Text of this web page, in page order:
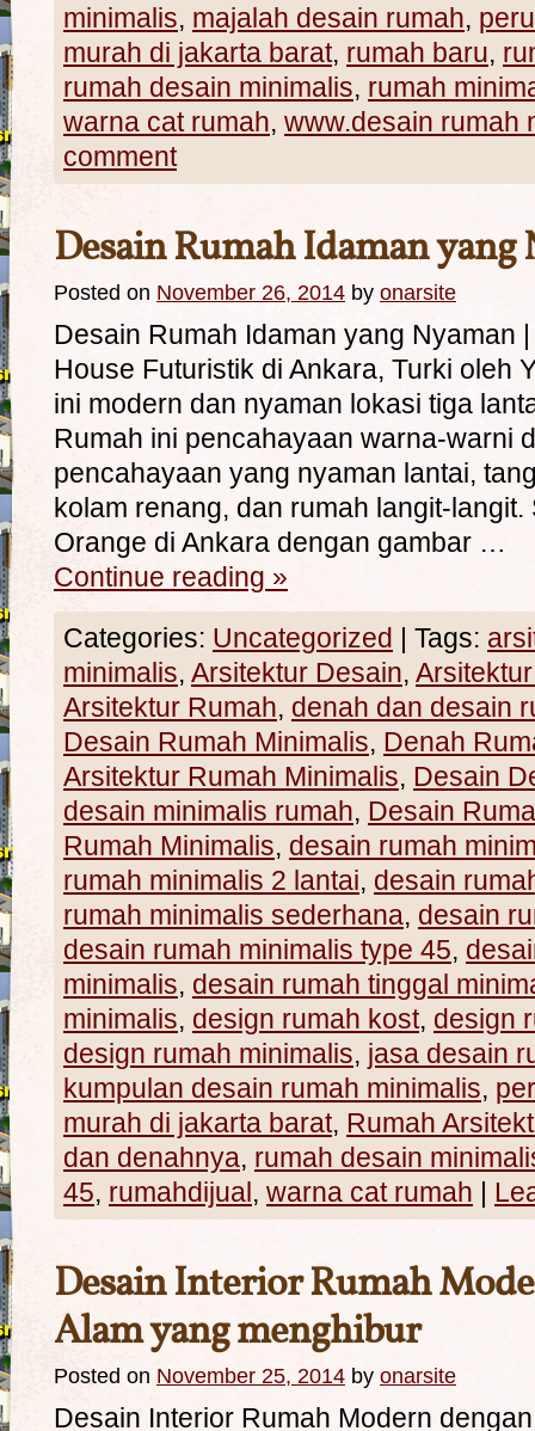
minimalis, majalah desain rumah,
murah di jakarta barat, rumah baru,
rumah desain minimalis, rumah
warna cat rumah, www.desain rumah
comment
Desain Rumah Idaman yang
Posted on November 26, 2014 by onarsite
Desain Rumah Idaman yang Nyaman
House Futuristik di Ankara, Turki oleh
ini modern dan nyaman lokasi tiga
Rumah ini pencahayaan warna-warni
pencahayaan yang nyaman lantai,
kolam renang, dan rumah langit-
Orange di Ankara dengan gambar …
Continue reading »
Categories: Uncategorized | Tags:
minimalis, Arsitektur Desain,
Arsitektur Rumah, denah dan desain
Desain Rumah Minimalis, Denah
Arsitektur Rumah Minimalis, Desain
desain minimalis rumah, Desain
Rumah Minimalis, desain rumah
rumah minimalis 2 lantai, desain
rumah minimalis sederhana, desain
desain rumah minimalis type 45,
minimalis, desain rumah tinggal
minimalis, design rumah kost, design
design rumah minimalis, jasa desain
kumpulan desain rumah minimalis,
murah di jakarta barat, Rumah
dan denahnya, rumah desain
45, rumahdijual, warna cat rumah |
Desain Interior Rumah
Alam yang menghibur
Posted on November 25, 2014 by onarsite
Desain Interior Rumah Modern